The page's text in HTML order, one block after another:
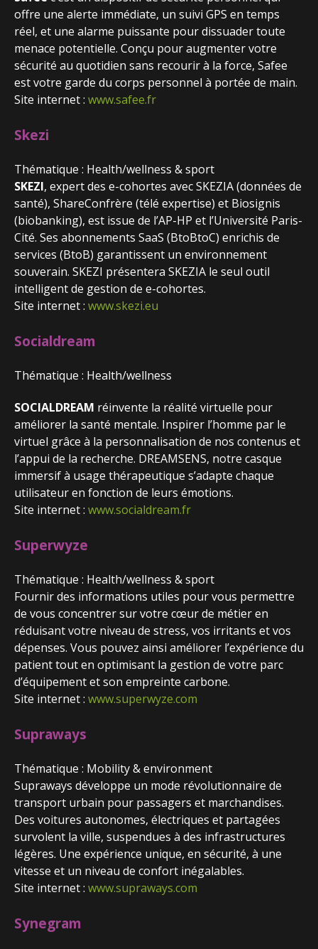
offre une alerte immédiate, un suivi GPS en temps
réel, et une alarme puissante pour dissuader toute
menace potentielle. Conçu pour augmenter votre
sécurité au quotidien sans recourir à la force, Safee
est votre garde du corps personnel à portée de main.
Site internet : www.safee.fr
Skezi
Thématique : Health/wellness & sport
SKEZI, expert des e-cohortes avec SKEZIA (données de
santé), ShareConfrère (télé expertise) et Biosignis
(biobanking), est issue de l’AP-HP et l’Université Paris-
Cité. Ses abonnements SaaS (BtoBtoC) enrichis de
services (BtoB) garantissent un environnement
souverain. SKEZI présentera SKEZIA le seul outil
intelligent de gestion de e-cohortes.
Site internet : www.skezi.eu
Socialdream
Thématique : Health/wellness
SOCIALDREAM réinvente la réalité virtuelle pour
améliorer la santé mentale. Inspirer l’homme par le
virtuel grâce à la personnalisation de nos contenus et
l’appui de la recherche. DREAMSENS, notre casque
immersif à usage thérapeutique s’adapte chaque
utilisateur en fonction de leurs émotions.
Site internet : www.socialdream.fr
Superwyze
Thématique : Health/wellness & sport
Fournir des informations utiles pour vous permettre
de vous concentrer sur votre cœur de métier en
réduisant votre niveau de stress, vos irritants et vos
dépenses. Vous pouvez ainsi améliorer l’expérience du
patient tout en optimisant la gestion de votre parc
d’équipement et son empreinte carbone.
Site internet : www.superwyze.com
Supraways
Thématique : Mobility & environment
Supraways développe un mode révolutionnaire de
transport urbain pour passagers et marchandises.
Des voitures autonomes, électriques et partagées
survolent la ville, suspendues à des infrastructures
légères. Une expérience unique, en sécurité, à une
vitesse et un niveau de confort inégalables.
Site internet : www.supraways.com
Synegram